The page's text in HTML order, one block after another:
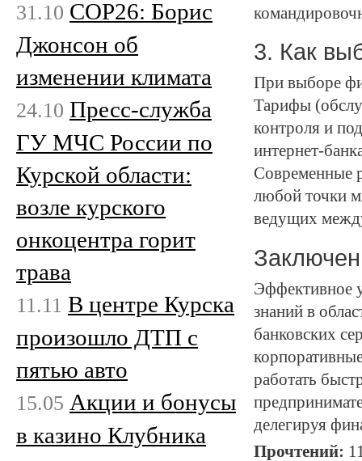
3. Как
При выборе
Тарифы
контроля и
интернет-
Современные
любой точки
ведущих
Эффективное
знаний в
банковских
работать
делегируя
Прочтений:
31.10 COP26: Борис
Джонсон об
изменении климата
24.10 Пресс-служба
ГУ МЧС России по
Курской области:
возле курского
онкоцентра горит
трава
11.11 В центре Курска
произошло ДТП с
пятью авто
15.05 Акции и бонусы
в казино Клубника